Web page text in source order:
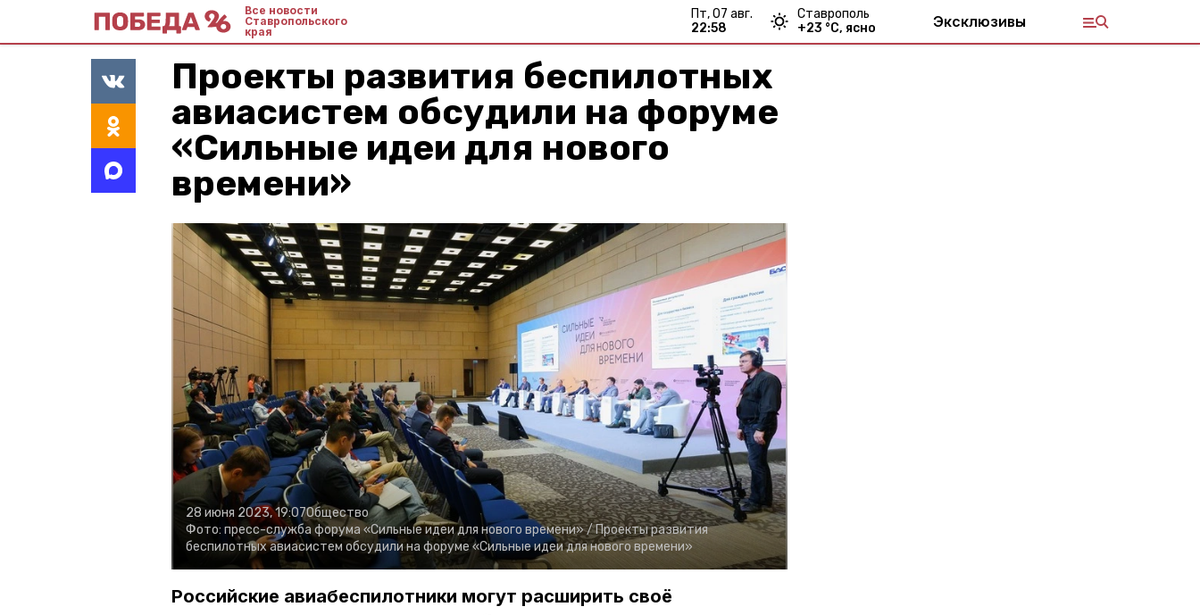
Все новости
Ставропольского
края
пт, 07 авг.
22:58
Ставрополь
+23 °С, ясно Эксклюзивы
Проекты развития беспилотных
авиасистем обсудили на форуме
«Сильные идеи для нового
времени»
28 июня 2023, 19:07Общество
Фото: пресс-служба форума «Сильные идеи для нового времени» /Проекты развития
беспилотных авиасистем обсудили на форуме «Сильные идеи для нового времени»
Российские авиабеспилотники могут расширить своё